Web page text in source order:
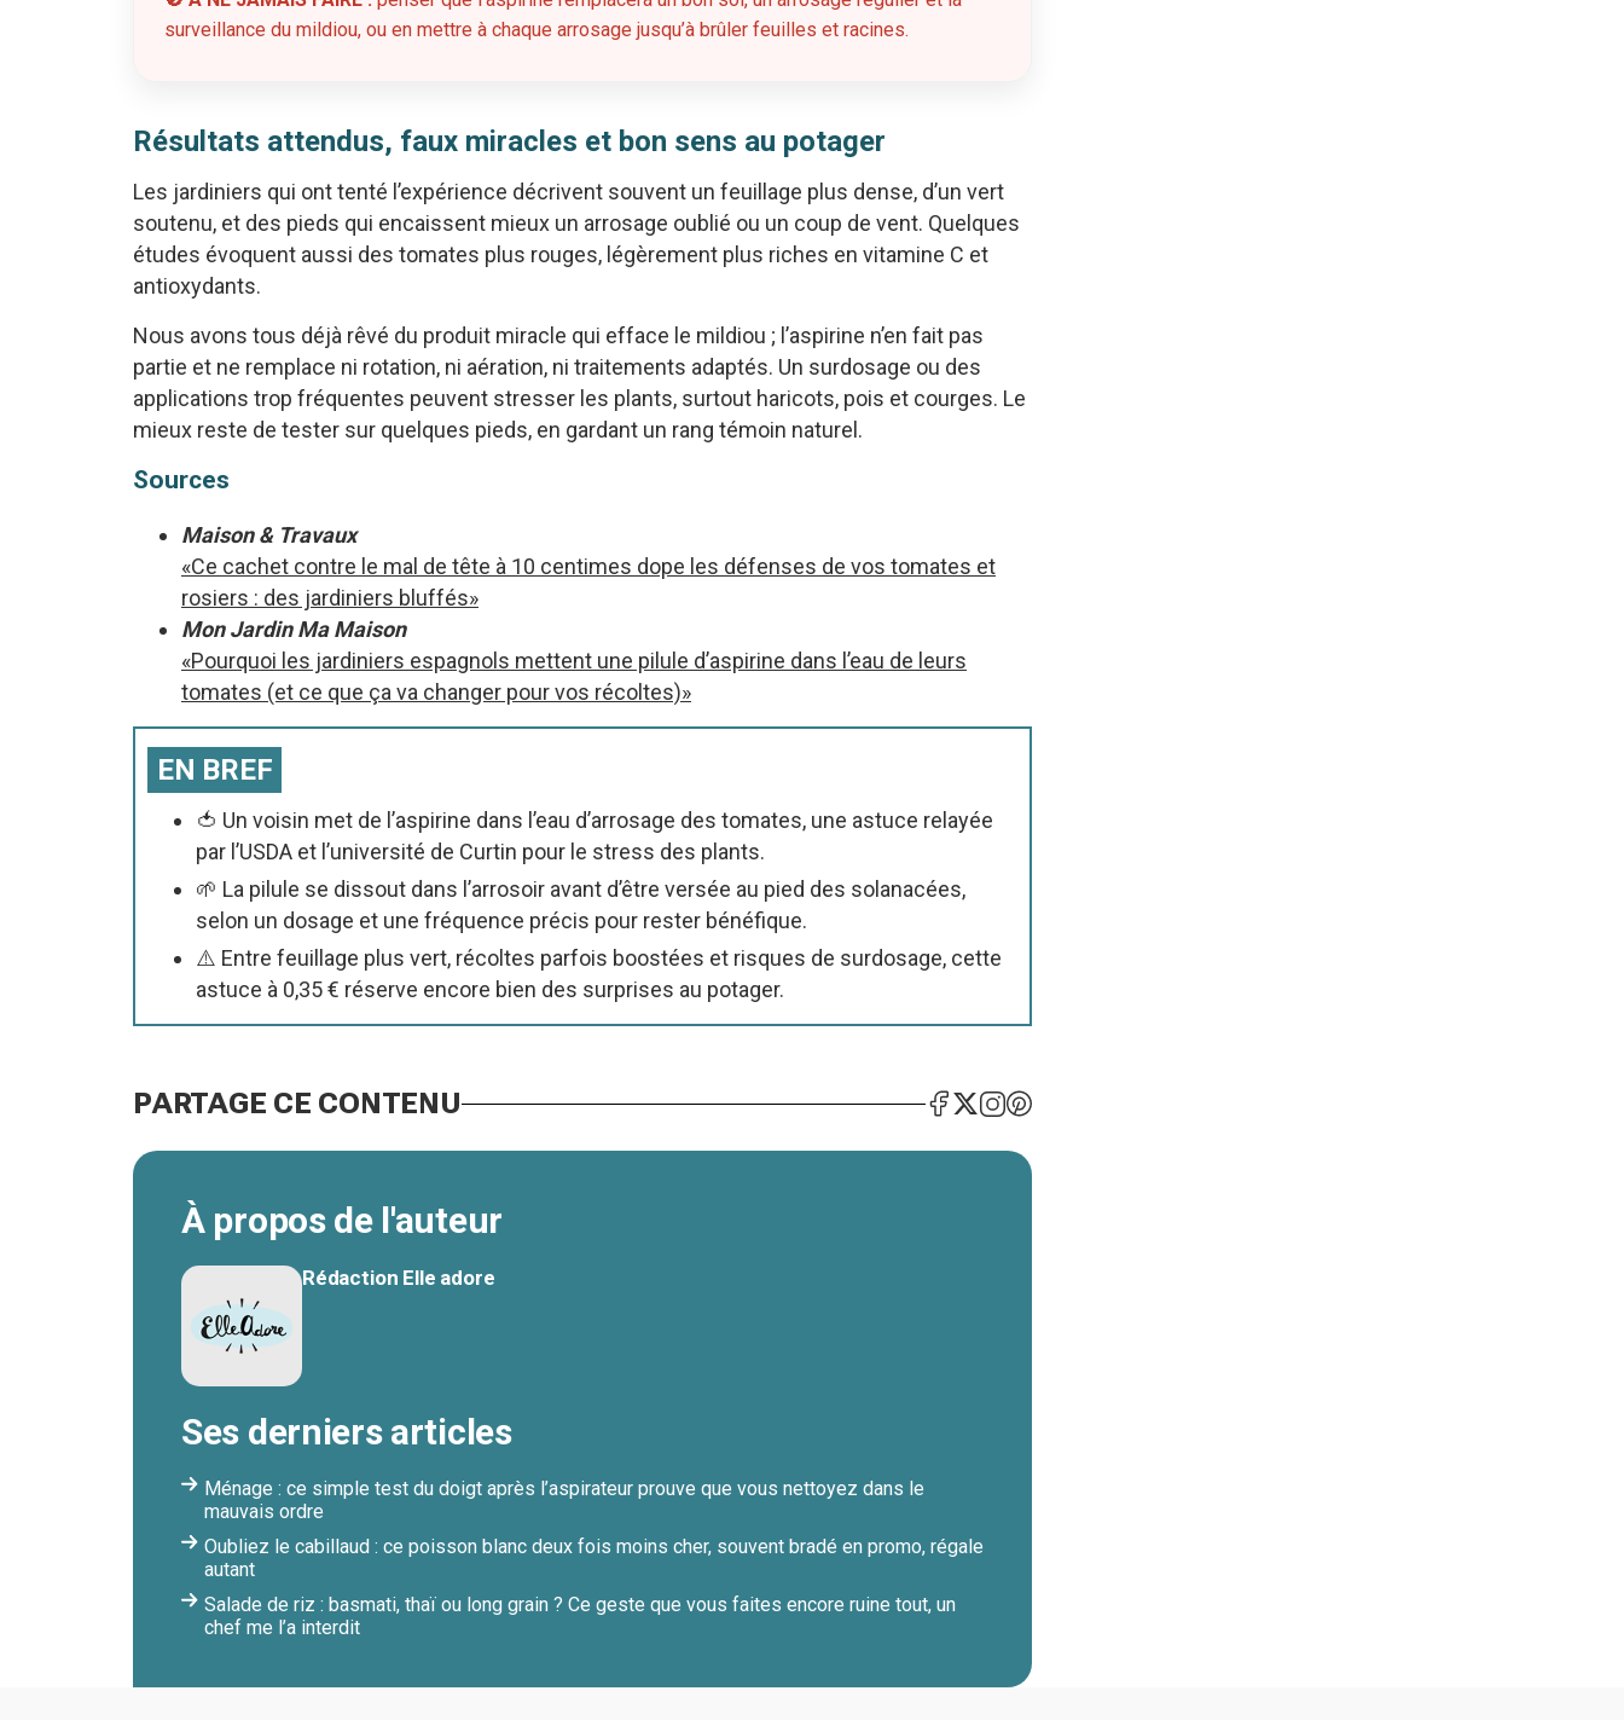
surveillance du mildiou, ou en mettre à chaque arrosage jusqu’à brûler feuilles et racines.
Résultats attendus, faux miracles et bon sens au potager
Les jardiniers qui ont tenté l’expérience décrivent souvent un feuillage plus dense, d’un vert
soutenu, et des pieds qui encaissent mieux un arrosage oublié ou un coup de vent. Quelques
études évoquent aussi des tomates plus rouges, légèrement plus riches en vitamine C et
antioxydants.
Nous avons tous déjà rêvé du produit miracle qui efface le mildiou ; l’aspirine n’en fait pas
partie et ne remplace ni rotation, ni aération, ni traitements adaptés. Un surdosage ou des
applications trop fréquentes peuvent stresser les plants, surtout haricots, pois et courges. Le
mieux reste de tester sur quelques pieds, en gardant un rang témoin naturel.
Sources
Maison & Travaux
«Ce cachet contre le mal de tête à 10 centimes dope les défenses de vos tomates et
rosiers : des jardiniers bluffés»
Mon Jardin Ma Maison
«Pourquoi les jardiniers espagnols mettent une pilule d’aspirine dans l’eau de leurs
tomates (et ce que ça va changer pour vos récoltes)»
EN BREF
🍅 Un voisin met de l’aspirine dans l’eau d’arrosage des tomates, une astuce relayée
par l’USDA et l’université de Curtin pour le stress des plants.
🌱 La pilule se dissout dans l’arrosoir avant d’être versée au pied des solanacées,
selon un dosage et une fréquence précis pour rester bénéfique.
⚠️ Entre feuillage plus vert, récoltes parfois boostées et risques de surdosage, cette
astuce à 0,35 € réserve encore bien des surprises au potager.
PARTAGE CE CONTENU
À propos de l'auteur
Rédaction Elle adore
Ses derniers articles
Ménage : ce simple test du doigt après l’aspirateur prouve que vous nettoyez dans le
mauvais ordre
Oubliez le cabillaud : ce poisson blanc deux fois moins cher, souvent bradé en promo, régale
autant
Salade de riz : basmati, thaï ou long grain ? Ce geste que vous faites encore ruine tout, un
chef me l’a interdit